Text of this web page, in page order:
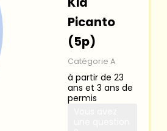
Picanto
(5p)
Catégorie A
à partir de 23
ans et 3 ans de
permis